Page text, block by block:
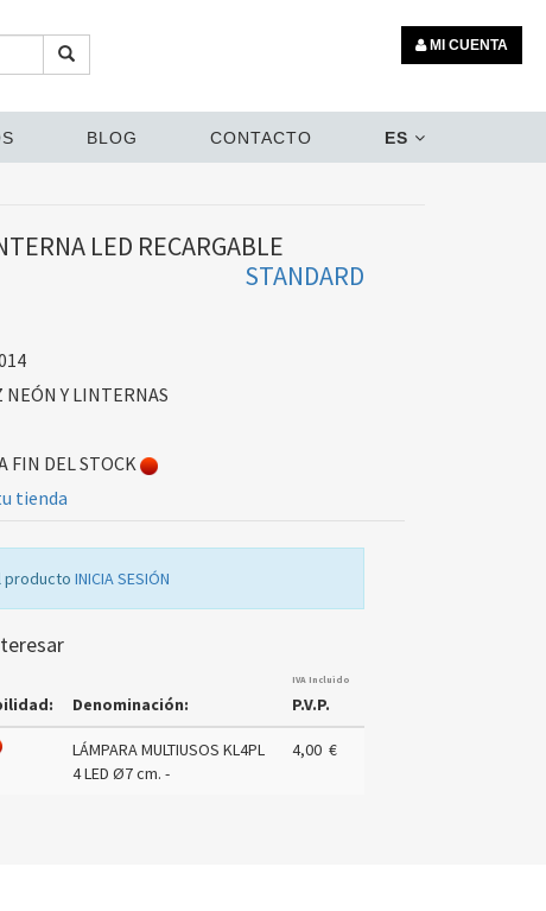
MI CUENTA
BLOG CONTACTO ES
LED RECARGABLE
STANDARD
Y LINTERNAS
FIN DEL STOCK
tienda
producto INICIA SESIÓN
Denominación:
IVA Incluido
P.V.P.
LÁMPARA MULTIUSOS KL4PL
4 LED Ø7 cm. -
4,00 €